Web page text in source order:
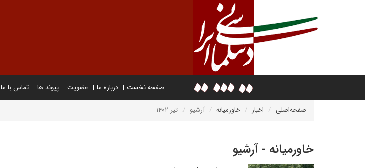
صفحه نخست درباره ما عضویت پیوند ها تماس با ما
صفحه‌اصلی اخبار خاورمیانه آرشیو تیر ۱۴۰۲
خاورمیانه - آرشیو